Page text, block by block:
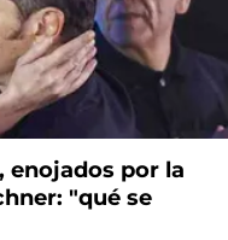
enojados por la
"qué se